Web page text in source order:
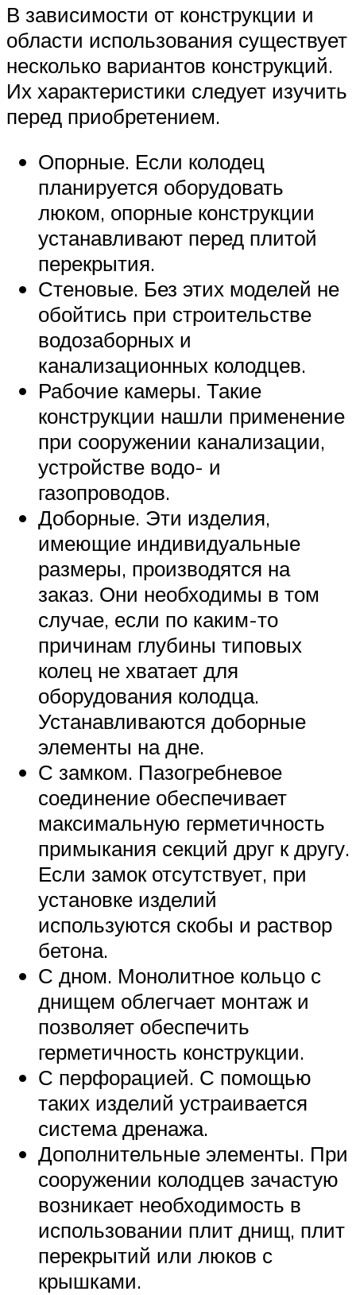
В зависимости от конструкции и
области использования существует
несколько вариантов конструкций.
Их характеристики следует изучить
перед приобретением.
Опорные. Если колодец
планируется оборудовать
люком, опорные конструкции
устанавливают перед плитой
перекрытия.
Стеновые. Без этих моделей не
обойтись при строительстве
водозаборных и
канализационных колодцев.
Рабочие камеры. Такие
конструкции нашли применение
при сооружении канализации,
устройстве водо- и
газопроводов.
Доборные. Эти изделия,
имеющие индивидуальные
размеры, производятся на
заказ. Они необходимы в том
случае, если по каким-то
причинам глубины типовых
колец не хватает для
оборудования колодца.
Устанавливаются доборные
элементы на дне.
С замком. Пазогребневое
соединение обеспечивает
максимальную герметичность
примыкания секций друг к другу.
Если замок отсутствует, при
установке изделий
используются скобы и раствор
бетона.
С дном. Монолитное кольцо с
днищем облегчает монтаж и
позволяет обеспечить
герметичность конструкции.
С перфорацией. С помощью
таких изделий устраивается
система дренажа.
Дополнительные элементы. При
сооружении колодцев зачастую
возникает необходимость в
использовании плит днищ, плит
перекрытий или люков с
крышками.